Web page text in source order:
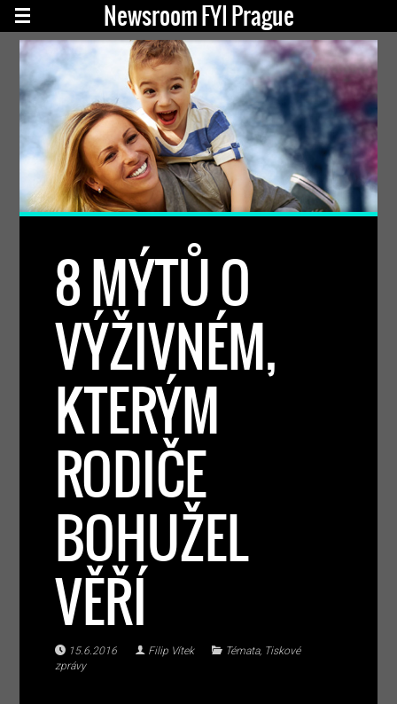
Newsroom FYI Prague
8 MÝTŮ O
VÝŽIVNÉM,
KTERÝM
RODIČE
BOHUŽEL
VĚŘÍ
15.6.2016 Filip Vítek Témata, Tiskové
zprávy